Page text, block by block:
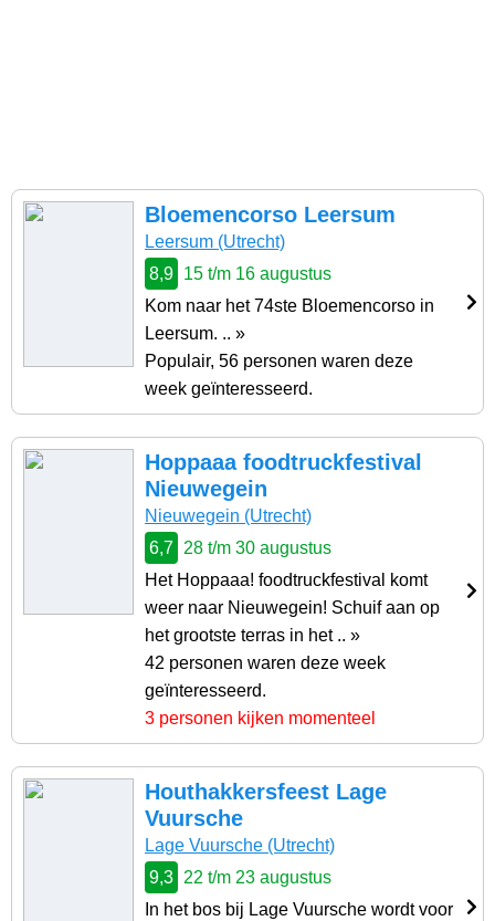
Bloemencorso Leersum
Leersum (Utrecht)
8,9 15 t/m 16 augustus
Kom naar het 74ste Bloemencorso in
Leersum. .. »
Populair, 56 personen waren deze
week geïnteresseerd.
Hoppaaa foodtruckfestival
Nieuwegein
Nieuwegein (Utrecht)
6,7 28 t/m 30 augustus
Het Hoppaaa! foodtruckfestival komt
weer naar Nieuwegein! Schuif aan op
het grootste terras in het .. »
42 personen waren deze week
geïnteresseerd.
3 personen kijken momenteel
Houthakkersfeest Lage
Vuursche
Lage Vuursche (Utrecht)
9,3 22 t/m 23 augustus
In het bos bij Lage Vuursche wordt voor